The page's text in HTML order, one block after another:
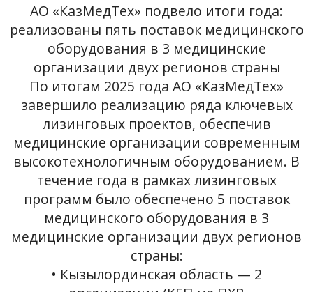
АО «КазМедТех» подвело итоги года:
реализованы пять поставок медицинского
оборудования в 3 медицинские
организации двух регионов страны
По итогам 2025 года АО «КазМедТех»
завершило реализацию ряда ключевых
лизинговых проектов, обеспечив
медицинские организации современным
высокотехнологичным оборудованием. В
течение года в рамках лизинговых
программ было обеспечено 5 поставок
медицинского оборудования в 3
медицинские организации двух регионов
страны:
• Кызылординская область — 2